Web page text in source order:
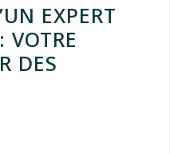
EXPERT
VOTRE
DES